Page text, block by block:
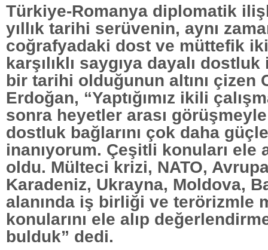
Türkiye-Romanya diplomatik
yıllık tarihi serüvenin, aynı
coğrafyadaki dost ve müttefik
karşılıklı saygıya dayalı
bir tarihi olduğunun altını çizen
Erdoğan, “Yaptığımız ikili
sonra heyetler arası
dostluk bağlarını çok daha
inanıyorum. Çeşitli konuları ele
oldu. Mülteci krizi, NATO,
Karadeniz, Ukrayna, Moldova,
alanında iş birliği ve terörizmle
konularını ele alıp
bulduk” dedi.